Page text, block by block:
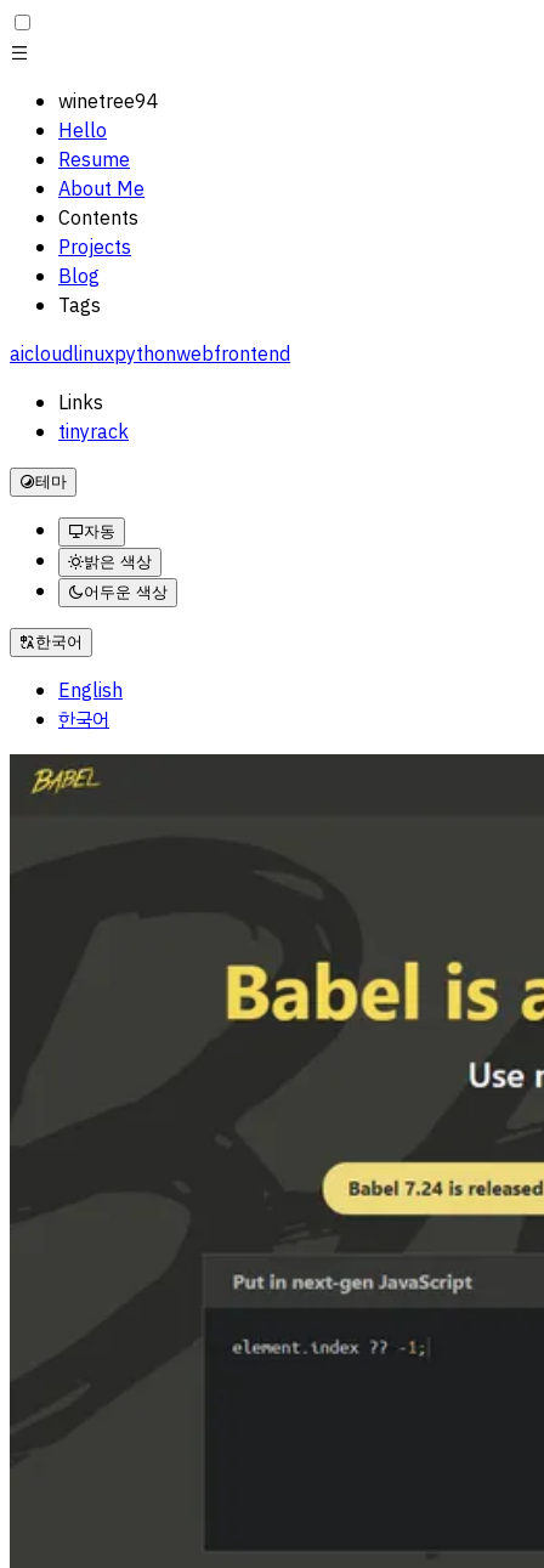
winetree94
Hello
Resume
About Me
Contents
Projects
Blog
Tags
aicloudlinuxpythonwebfrontend
Links
tinyrack
테마
자동
밝은 색상
어두운 색상
한국어
English
한국어